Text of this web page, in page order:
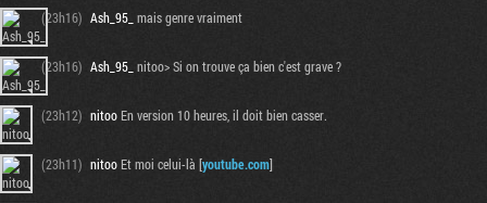
(23h16) Ash_95_ mais genre vraiment
(23h16) Ash_95_ nitoo> Si on trouve ça bien c'est grave ?
(23h12) nitoo En version 10 heures, il doit bien casser.
(23h11) nitooEt moi celui-là [youtube.com]